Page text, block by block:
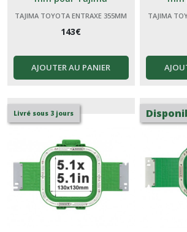
TAJIMA TOYOTA ENTRAXE 355MM
143€
AJOUTER AU PANIER
TAJIMA
Livré sous 3 jours